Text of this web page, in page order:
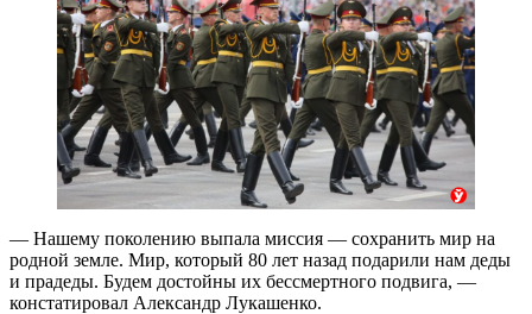
— Нашему поколению выпала миссия — сохранить мир на
родной земле. Мир, который 80 лет назад подарили нам деды
и прадеды. Будем достойны их бессмертного подвига, —
констатировал Александр Лукашенко.